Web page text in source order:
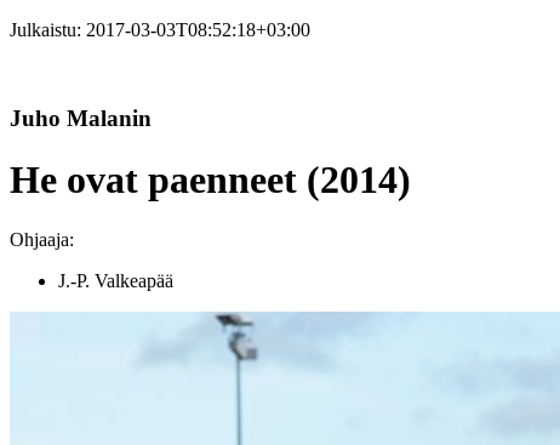
Julkaistu: 2017-03-03T08:52:18+03:00
Juho Malanin
He ovat paenneet (2014)
Ohjaaja:
J.-P. Valkeapää